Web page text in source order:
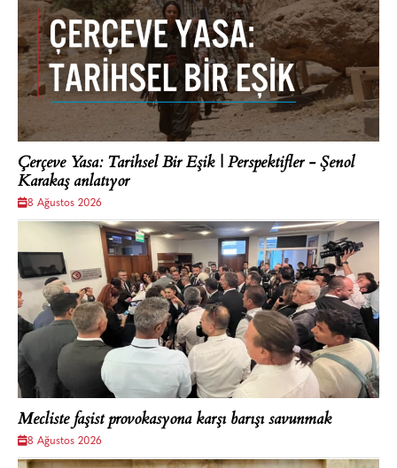
Çerçeve Yasa: Tarihsel Bir Eşik | Perspektifler - Şenol
Karakaş anlatıyor
8 Ağustos 2026
Mecliste faşist provokasyona karşı barışı savunmak
8 Ağustos 2026